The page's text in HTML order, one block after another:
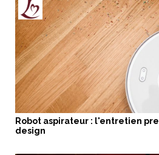
Robot aspirateur : l'entretien
design